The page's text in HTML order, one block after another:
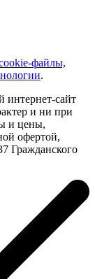
файлы,
.
сайт
и ни при
и цены,
офертой,
Гражданского